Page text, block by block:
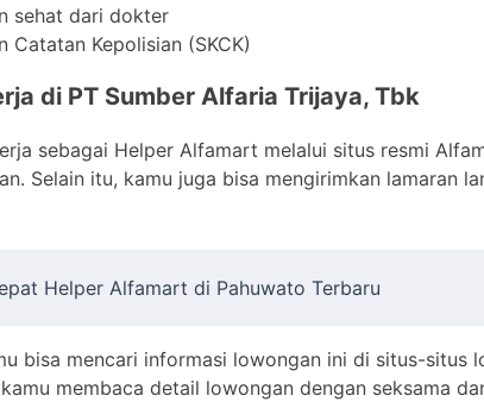
sehat dari dokter
Catatan Kepolisian (SKCK)
di PT Sumber Alfaria Trijaya, Tbk
sebagai Helper Alfamart melalui situs resmi
Selain itu, kamu juga bisa mengirimkan lamaran
Helper Alfamart di Pahuwato Terbaru
bisa mencari informasi lowongan ini di situs-situs
membaca detail lowongan dengan seksama